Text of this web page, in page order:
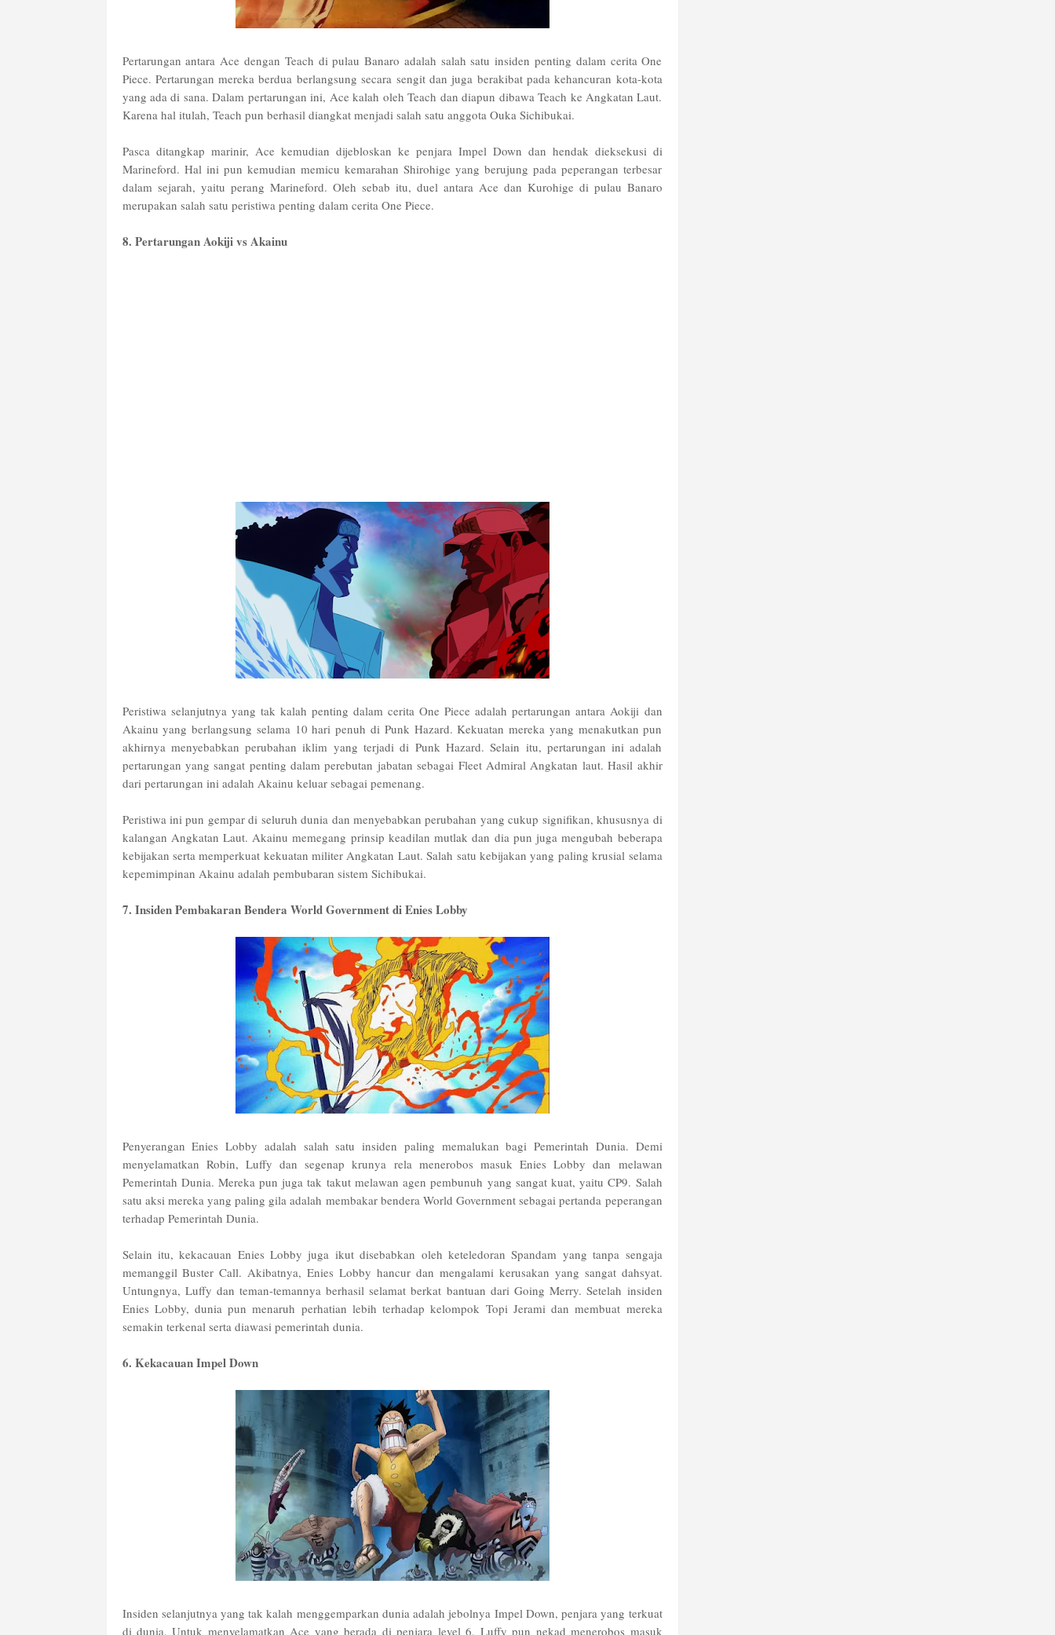
Pertarungan antara Ace dengan Teach di pulau Banaro adalah salah satu insiden penting dalam cerita One
Piece. Pertarungan mereka berdua berlangsung secara sengit dan juga berakibat pada kehancuran kota-kota
yang ada di sana. Dalam pertarungan ini, Ace kalah oleh Teach dan diapun dibawa Teach ke Angkatan Laut.
Karena hal itulah, Teach pun berhasil diangkat menjadi salah satu anggota Ouka Sichibukai.
Pasca ditangkap marinir, Ace kemudian dijebloskan ke penjara Impel Down dan hendak dieksekusi di
Marineford. Hal ini pun kemudian memicu kemarahan Shirohige yang berujung pada peperangan terbesar
dalam sejarah, yaitu perang Marineford. Oleh sebab itu, duel antara Ace dan Kurohige di pulau Banaro
merupakan salah satu peristiwa penting dalam cerita One Piece.
8. Pertarungan Aokiji vs Akainu
Peristiwa selanjutnya yang tak kalah penting dalam cerita One Piece adalah pertarungan antara Aokiji dan
Akainu yang berlangsung selama 10 hari penuh di Punk Hazard. Kekuatan mereka yang menakutkan pun
akhirnya menyebabkan perubahan iklim yang terjadi di Punk Hazard. Selain itu, pertarungan ini adalah
pertarungan yang sangat penting dalam perebutan jabatan sebagai Fleet Admiral Angkatan laut. Hasil akhir
dari pertarungan ini adalah Akainu keluar sebagai pemenang.
Peristiwa ini pun gempar di seluruh dunia dan menyebabkan perubahan yang cukup signifikan, khususnya di
kalangan Angkatan Laut. Akainu memegang prinsip keadilan mutlak dan dia pun juga mengubah beberapa
kebijakan serta memperkuat kekuatan militer Angkatan Laut. Salah satu kebijakan yang paling krusial selama
kepemimpinan Akainu adalah pembubaran sistem Sichibukai.
7. Insiden Pembakaran Bendera World Government di Enies Lobby
Penyerangan Enies Lobby adalah salah satu insiden paling memalukan bagi Pemerintah Dunia. Demi
menyelamatkan Robin, Luffy dan segenap krunya rela menerobos masuk Enies Lobby dan melawan
Pemerintah Dunia. Mereka pun juga tak takut melawan agen pembunuh yang sangat kuat, yaitu CP9. Salah
satu aksi mereka yang paling gila adalah membakar bendera World Government sebagai pertanda peperangan
terhadap Pemerintah Dunia.
Selain itu, kekacauan Enies Lobby juga ikut disebabkan oleh keteledoran Spandam yang tanpa sengaja
memanggil Buster Call. Akibatnya, Enies Lobby hancur dan mengalami kerusakan yang sangat dahsyat.
Untungnya, Luffy dan teman-temannya berhasil selamat berkat bantuan dari Going Merry. Setelah insiden
Enies Lobby, dunia pun menaruh perhatian lebih terhadap kelompok Topi Jerami dan membuat mereka
semakin terkenal serta diawasi pemerintah dunia.
6. Kekacauan Impel Down
Insiden selanjutnya yang tak kalah menggemparkan dunia adalah jebolnya Impel Down, penjara yang terkuat
di dunia. Untuk menyelamatkan Ace yang berada di penjara level 6, Luffy pun nekad menerobos masuk